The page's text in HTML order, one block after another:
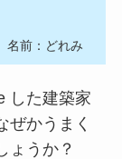
名前：どれみ
した建築家
ぜかうまく
うか？